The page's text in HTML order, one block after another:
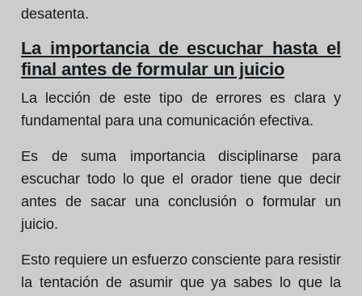
desatenta.
La importancia de escuchar hasta el
final antes de formular un juicio
La lección de este tipo de errores es clara y
fundamental para una comunicación efectiva.
Es de suma importancia disciplinarse para
escuchar todo lo que el orador tiene que decir
antes de sacar una conclusión o formular un
juicio.
Esto requiere un esfuerzo consciente para resistir
la tentación de asumir que ya sabes lo que la